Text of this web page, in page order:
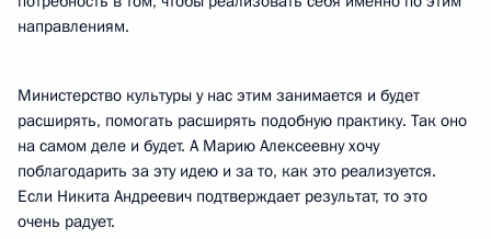
направлениям.
Министерство культуры у нас этим занимается и будет
расширять, помогать расширять подобную практику. Так оно
на самом деле и будет. А Марию Алексеевну хочу
поблагодарить за эту идею и за то, как это реализуется.
Если Никита Андреевич подтверждает результат, то это
очень радует.